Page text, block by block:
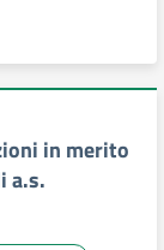
in merito
a.s.